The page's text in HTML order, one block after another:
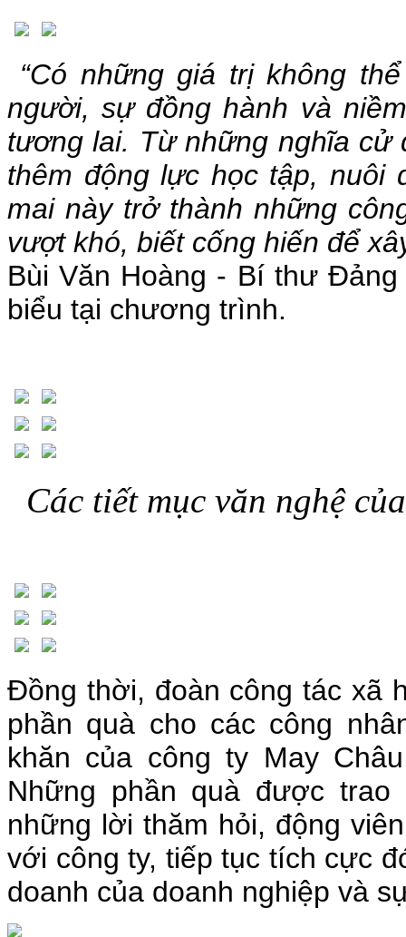
“Có những giá trị không
người, sự đồng hành và
tương lai. Từ những nghĩa cử
thêm động lực học tập, nuôi
mai này trở thành những
vượt khó, biết cống hiến để
Bùi Văn Hoàng - Bí thư
biểu tại chương trình.
Các tiết mục văn nghệ
Đồng thời, đoàn công tác xã
phần quà cho các công
khăn của công ty May
Những phần quà được
những lời thăm hỏi, động
với công ty, tiếp tục tích cực
doanh của doanh nghiệp và